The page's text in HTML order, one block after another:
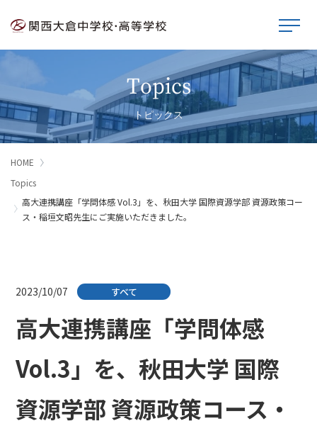
Topics
トピックス
HOME
Topics
高大連携講座「学問体感 Vol.3」を、秋田大学 国際資源学部 資源政策コー
ス・稲垣文昭先生にご実施いただきました。
2023/10/07 すべて
高大連携講座「学問体感
Vol.3」を、秋田大学 国際
資源学部 資源政策コース・